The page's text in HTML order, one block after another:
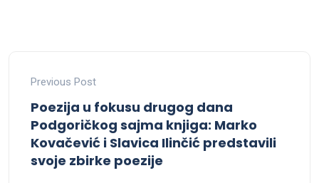
Previous Post
Poezija u fokusu drugog dana
Podgoričkog sajma knjiga: Marko
Kovačević i Slavica Ilinčić predstavili
svoje zbirke poezije